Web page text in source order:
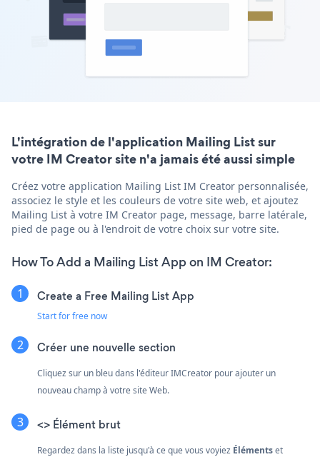
L'intégration de l'application Mailing List sur
votre IM Creator site n'a jamais été aussi simple
Créez votre application Mailing List IM Creator personnalisée,
associez le style et les couleurs de votre site web, et ajoutez
Mailing List à votre IM Creator page, message, barre latérale,
pied de page ou à l'endroit de votre choix sur votre site.
How To Add a Mailing List App on IM Creator:
Create a Free Mailing List App
Start for free now
Créer une nouvelle section
Cliquez sur un bleudans l'éditeur IMCreator pour ajouter un
nouveau champ à votre site Web.
<> Élément brut
Regardez dans la liste jusqu'à ce que vous voyiez Élémentset